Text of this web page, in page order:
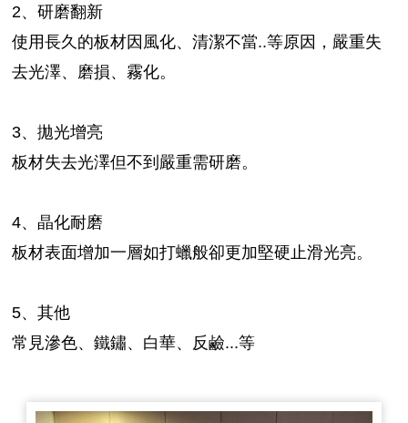
2、研磨翻新
使用長久的板材因風化、清潔不當..等原因，嚴重失
去光澤、磨損、霧化。
3、拋光增亮
板材失去光澤但不到嚴重需研磨。
4、晶化耐磨
板材表面增加一層如打蠟般卻更加堅硬止滑光亮。
5、其他
常見滲色、鐵鏽、白華、反鹼...等